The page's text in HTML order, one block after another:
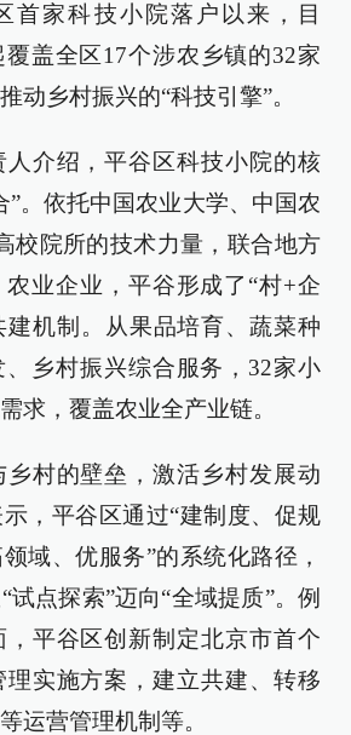
首家科技小院落户以来，目
盖全区17个涉农乡镇的32家
动乡村振兴的“科技引擎”。
介绍，平谷区科技小院的核
”。依托中国农业大学、中国农
校院所的技术力量，联合地方
业企业，平谷形成了“村+企
建机制。从果品培育、蔬菜种
乡村振兴综合服务，32家小
求，覆盖农业全产业链。
村的壁垒，激活乡村发展动
，平谷区通过“建制度、促规
域、优服务”的系统化路径，
试点探索”迈向“全域提质”。例
平谷区创新制定北京市首个
理实施方案，建立共建、转移
运营管理机制等。